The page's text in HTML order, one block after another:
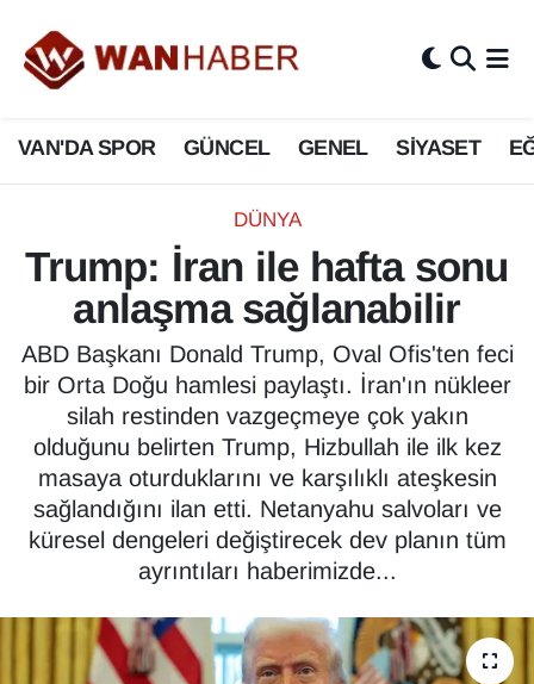
VAN'DA SPOR GÜNCEL GENEL SİYASET
DÜNYA
Trump: İran ile hafta sonu
anlaşma sağlanabilir
ABD Başkanı Donald Trump, Oval Ofis'ten feci
bir Orta Doğu hamlesi paylaştı. İran'ın nükleer
silah restinden vazgeçmeye çok yakın
olduğunu belirten Trump, Hizbullah ile ilk kez
masaya oturduklarını ve karşılıklı ateşkesin
sağlandığını ilan etti. Netanyahu salvoları ve
küresel dengeleri değiştirecek dev planın tüm
ayrıntıları haberimizde...
3.SAYFA
ASAYİŞ
BİLİM VE TEKNOLOJİ
Biyografi
Bölge Haberleri
ÇEVRE
Deprem
Dernekler, Odalar
DÜNYA
Van Nöbetçi Eczaneler
Van Hava Durumu
Van Namaz Vakitleri
Van Trafik Yoğunluk Haritası
Süper Lig Puan Durumu ve Fikstür
Tüm Manşetler
Son Dakika Haberleri
Haber Arşivi